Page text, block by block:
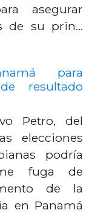
asegurar
de su prin…
para
resultado
Petro, del
elecciones
podría
fuga de
de la
en Panamá